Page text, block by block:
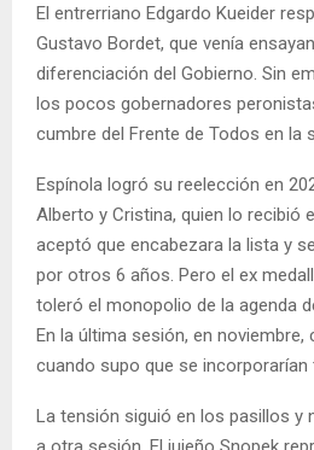
El entrerriano Edgardo Kueider
Gustavo Bordet, que venía
diferenciación del Gobierno. Sin
los pocos gobernadores
cumbre del Frente de Todos en la
Espínola logró su reelección en
Alberto y Cristina, quien lo recibió
aceptó que encabezara la lista y
por otros 6 años. Pero el ex
toleró el monopolio de la agenda
En la última sesión, en
cuando supo que se
La tensión siguió en los pasillos y